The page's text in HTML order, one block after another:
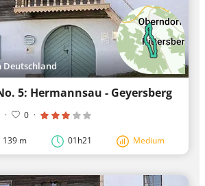
Deutschland
5: Hermannsau - Geyersberg
· 0 ·
139 m 01h21 Medium